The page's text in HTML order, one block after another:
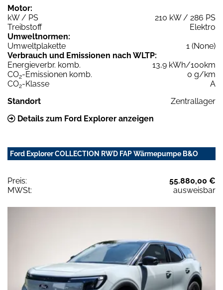
Motor:
kW / PS
210 kW / 286 PS
Treibstoff
Elektro
Umweltnormen:
Umweltplakette
1 (None)
Verbrauch und Emissionen nach WLTP:
Energieverbr. komb.
13,9 kWh/100km
CO2-Emissionen komb.
0 g/km
CO2-Klasse
A
Standort
Zentrallager
Details zum Ford Explorer anzeigen
Ford Explorer COLLECTION RWD FAP Wärmepumpe B&O
Preis:
55.880,00 €
MWSt:
ausweisbar